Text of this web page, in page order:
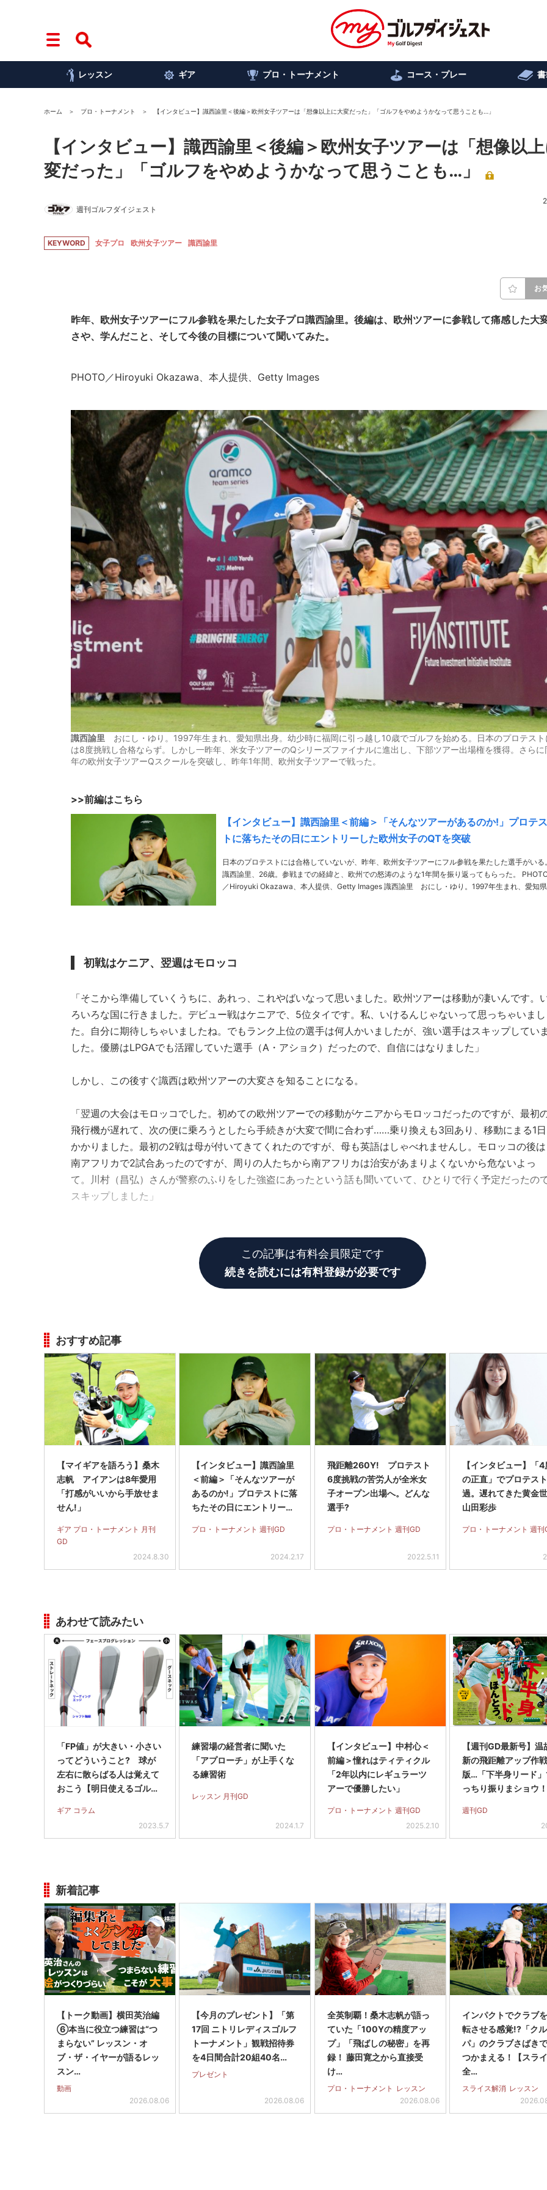
レッスン ギア プロ・トーナメント コース・プレー
ホーム プロ・トーナメント 【インタビュー】識西諭里＜後編＞欧州女子ツアーは「想像以上に大変だった」「ゴルフをやめようかなって思うことも…」
【インタビュー】識西諭里＜後編＞欧州女子ツアーは「想像以
変だった」「ゴルフをやめようかなって思うことも…」
週刊ゴルフダイジェスト
KEYWORD 女子プロ 欧州女子ツアー 識西諭里
お
昨年、欧州女子ツアーにフル参戦を果たした女子プロ識西諭里。後編は、欧州ツアーに参戦して痛感した大
さや、学んだこと、そして今後の目標について聞いてみた。
PHOTO／Hiroyuki Okazawa、本人提供、Getty Images
識西諭里 おにし・ゆり。1997年生まれ、愛知県出身。幼少時に福岡に引っ越し10歳でゴルフを始める。日本のプロテスト
は8度挑戦し合格ならず。しかし一昨年、米女子ツアーのQシリーズファイナルに進出し、下部ツアー出場権を獲得。さらに
年の欧州女子ツアーQスクールを突破し、昨年1年間、欧州女子ツアーで戦った。
>>前編はこちら
【インタビュー】識西諭里＜前編＞「そんなツアーがあるのか!」プロテス
トに落ちたその日にエントリーした欧州女子のQTを突破
日本のプロテストには合格していないが、昨年、欧州女子ツアーにフル参戦を果たした選手がいる
識西諭里、26歳。参戦までの経緯と、欧州での怒涛のような1年間を振り返ってもらった。 PHOTO
／Hiroyuki Okazawa、本人提供、Getty Images 識西諭里 おにし・ゆり。1997年生まれ、愛知県出
初戦はケニア、翌週はモロッコ
「そこから準備していくうちに、あれっ、これやばいなって思いました。欧州ツアーは移動が凄いんです。
ろいろな国に行きました。デビュー戦はケニアで、5位タイです。私、いけるんじゃないって思っちゃいまし
た。自分に期待しちゃいましたね。でもランク上位の選手は何人かいましたが、強い選手はスキップしてい
した。優勝はLPGAでも活躍していた選手（A・アショク）だったので、自信にはなりました」
しかし、この後すぐ識西は欧州ツアーの大変さを知ることになる。
「翌週の大会はモロッコでした。初めての欧州ツアーでの移動がケニアからモロッコだったのですが、最初
飛行機が遅れて、次の便に乗ろうとしたら手続きが大変で間に合わず……乗り換えも3回あり、移動にまる1日
かかりました。最初の2戦は母が付いてきてくれたのですが、母も英語はしゃべれませんし。モロッコの後は
南アフリカで2試合あったのですが、周りの人たちから南アフリカは治安があまりよくないから危ないよっ
て。川村（昌弘）さんが警察のふりをした強盗にあったという話も聞いていて、ひとりで行く予定だったの
スキップしました」
この記事は有料会員限定です
続きを読むには有料登録が必要です
おすすめ記事
【マイギアを語ろう】桑木
志帆 アイアンは8年愛用
「打感がいいから手放せま
せん!」
ギア プロ・トーナメント 月刊
GD
2024.8.30
【インタビュー】識西諭里
＜前編＞「そんなツアーが
あるのか!」プロテストに落
ちたその日にエントリーし
プロ・トーナメント 週刊GD
2024.2.17
飛距離260Y! プロテスト
6度挑戦の苦労人が全米女
子オープン出場へ。どんな
選手?
プロ・トーナメント 週刊GD
2022.5.11
【インタビュー】「
の正直」でプロテス
過。遅れてきた黄金
山田彩歩
プロ・トーナメント 週刊
あわせて読みたい
「FP値」が大きい・小さい
ってどういうこと? 球が
左右に散らばる人は覚えて
おこう【明日使えるゴルフ
ギア コラム
2023.5.7
練習場の経営者に聞いた
「アプローチ」が上手くな
る練習術
レッスン 月刊GD
2024.1.7
【インタビュー】中村心＜
前編＞憧れはティティクル
「2年以内にレギュラーツ
アーで優勝したい」
プロ・トーナメント 週刊GD
2025.2.10
【週刊GD最新号】温
新の飛距離アップ作
版…「下半身リード
っちり振りまショウ
週刊GD
新着記事
【トーク動画】横田英治編
⑥本当に役立つ練習は“つ
まらない” レッスン・オ
ブ・ザ・イヤーが語るレッ
スン…
動画
2026.08.06
【今月のプレゼント】「第
17回 ニトリレディスゴルフ
トーナメント」観戦招待券
を4日間合計20組40名…
プレゼント
2026.08.06
全英制覇！桑木志帆が語っ
ていた「100Yの精度アッ
プ」「飛ばしの秘密」を再
録！ 藤田寛之から直接受
け…
プロ・トーナメント レッスン
2026.08.06
インパクトでクラブ
転させる感覚!?「ク
パ」のクラブさばき
つかまえる！【スラ
全…
スライス解消 レッスン